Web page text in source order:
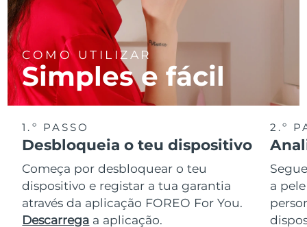
COMO UTILIZAR
Simples e fácil
1.º PASSO
Desbloqueia o teu dispositivo
Começa por desbloquear o teu
dispositivo e registar a tua garantia
através da aplicação FOREO For You.
Descarrega a aplicação.
2.º
a